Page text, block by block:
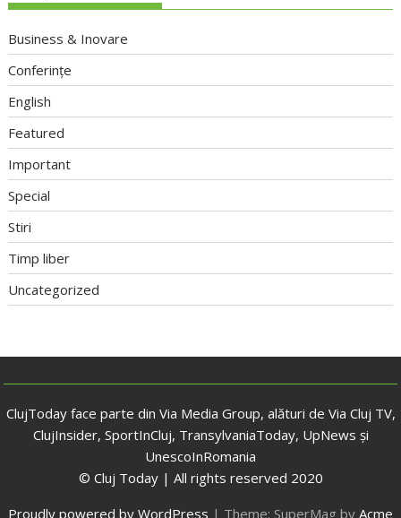
Business & Inovare
Conferințe
English
Featured
Important
Special
Stiri
Timp liber
Uncategorized
ClujToday face parte din Via Media Group, alături de Via Cluj TV,
ClujInsider, SportInCluj, TransylvaniaToday, UpNews și
UnescoInRomania
© Cluj Today | All rights reserved 2020
Proudly powered by WordPress | Theme: SuperMag by Acme